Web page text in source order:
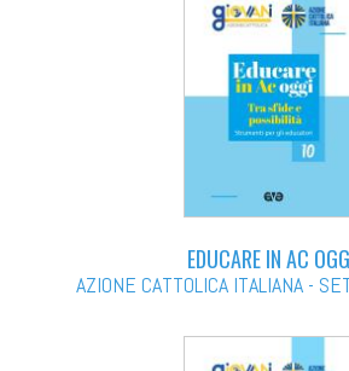
EDUCARE IN AC
AZIONE CATTOLICA ITALIANA -